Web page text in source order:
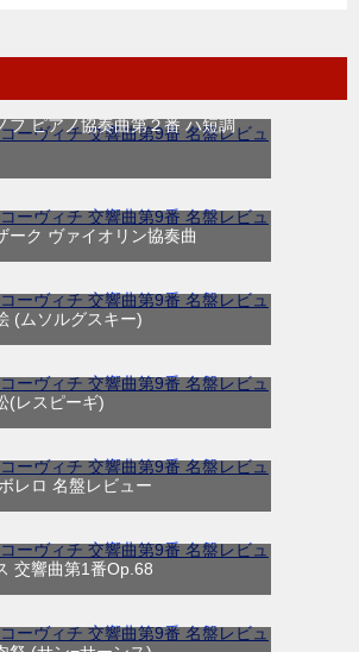
フ ピアノ協奏曲第２番 ハ短調
ーク ヴァイオリン協奏曲
(ムソルグスキー)
(レスピーギ)
レロ 名盤レビュー
交響曲第1番Op.68